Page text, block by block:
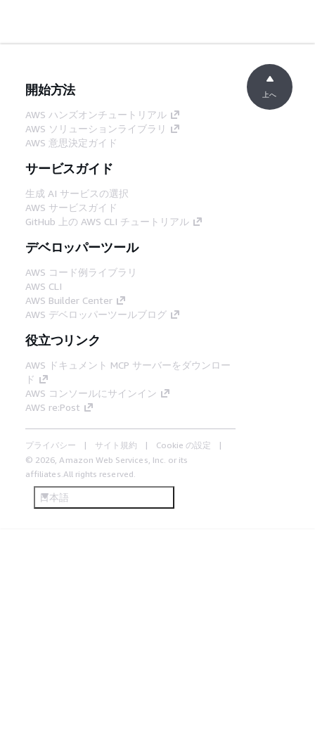
開始方法
AWS ハンズオンチュートリアル
AWS ソリューションライブラリ
AWS 意思決定ガイド
サービスガイド
生成 AI サービスの選択
AWS サービスガイド
GitHub 上の AWS CLI チュートリアル
デベロッパーツール
AWS コード例ライブラリ
AWS CLI
AWS Builder Center
AWS デベロッパーツールブログ
役立つリンク
AWS ドキュメント MCP サーバーをダウンロー
ド
AWS コンソールにサインイン
AWS re:Post
プライバシー サイト規約
Cookie の設定
© 2026, Amazon Web Services, Inc. or its
affiliates.All rights reserved.
日本語
上へ